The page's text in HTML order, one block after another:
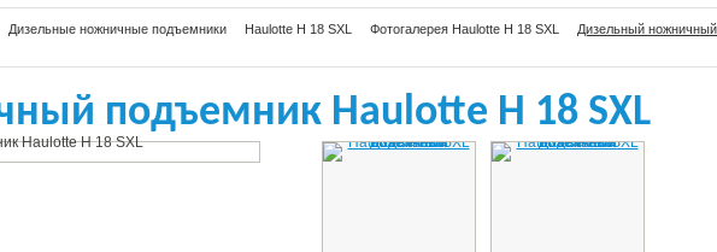
Дизельные ножничные подъемники Haulotte H 18 SXL Фотогалерея Haulotte H 18 SXL Дизельный
подъемник Haulotte H 18 SXL